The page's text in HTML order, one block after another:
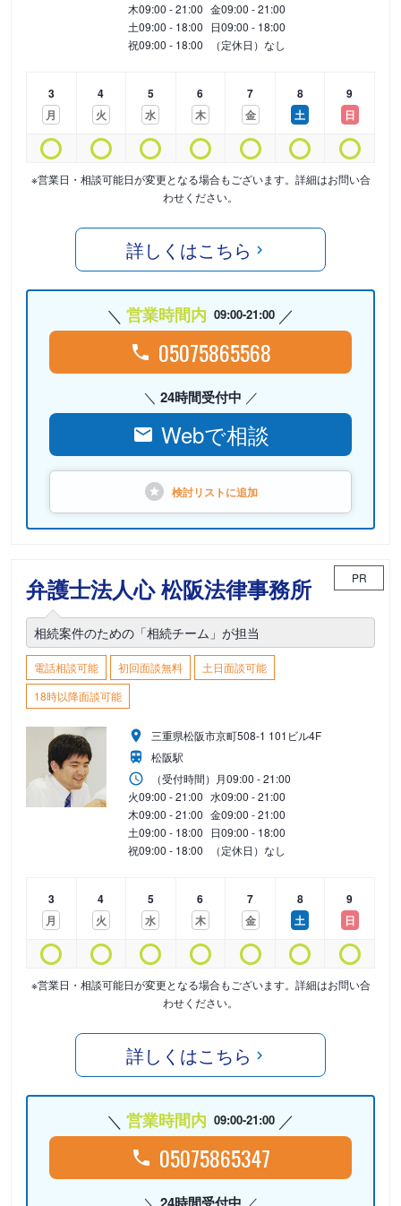
木09:00 - 21:00 金09:00 - 21:00
土09:00 - 18:00 日09:00 - 18:00
祝09:00 - 18:00 （定休日）なし
3
月
4
火
5
水
6
木
7
金
8
土
9
日
※営業日・相談可能日が変更となる場合もございます。詳細はお問い合
わせください。
詳しくはこちら
営業時間内 09:00-21:00
05075865568
24時間受付中
Webで相談
検討リストに追加
弁護士法人心 松阪法律事務所 PR
相続案件のための「相続チーム」が担当
電話相談可能 初回面談無料
土日面談可能
18時以降面談可能
三重県松阪市京町508-1 101ビル4F
松阪駅
（受付時間） 月09:00 - 21:00
火09:00 - 21:00 水09:00 - 21:00
木09:00 - 21:00 金09:00 - 21:00
土09:00 - 18:00 日09:00 - 18:00
祝09:00 - 18:00 （定休日）なし
3
月
4
火
5
水
6
木
7
金
8
土
9
日
※営業日・相談可能日が変更となる場合もございます。詳細はお問い合
わせください。
詳しくはこちら
営業時間内 09:00-21:00
05075865347